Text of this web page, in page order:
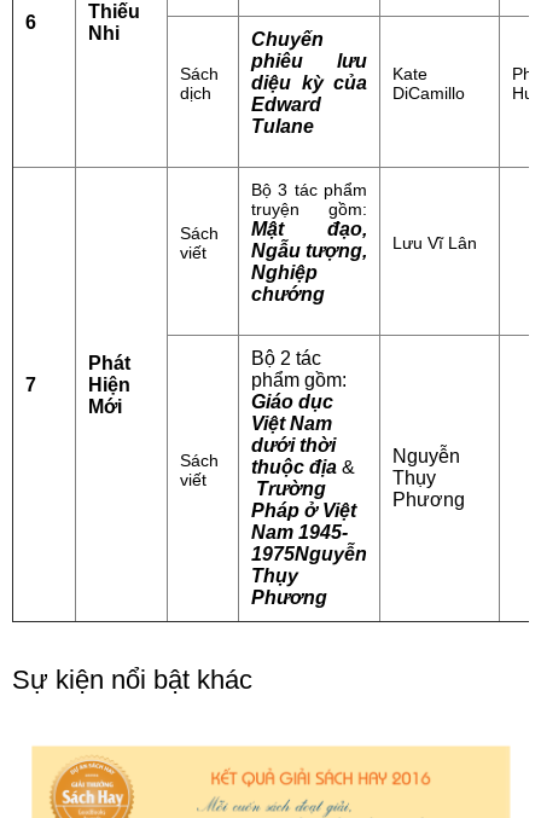
6
Thiếu
Nhi
Sách
dịch
Chuyến
phiêu lưu
diệu kỳ của
Edward
Tulane
Kate
DiCamillo
7
Phát
Hiện
Mới
Sách
viết
Bộ 3 tác phẩm
truyện gồm:
Mật đạo,
Ngẫu tượng,
Nghiệp
chướng
Lưu Vĩ Lân
Sách
viết
Bộ 2 tác
phẩm gồm:
Giáo dục
Việt Nam
dưới thời
thuộc địa &
Trường
Pháp ở Việt
Nam 1945-
1975Nguyễn
Thụy
Phương
Nguyễn
Thụy
Phương
Sự kiện nổi bật khác